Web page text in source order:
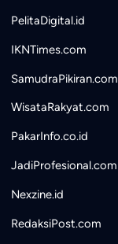
PelitaDigital.id
IKNTimes.com
SamudraPikiran.com
WisataRakyat.com
PakarInfo.co.id
JadiProfesional.com
Nexzine.id
RedaksiPost.com